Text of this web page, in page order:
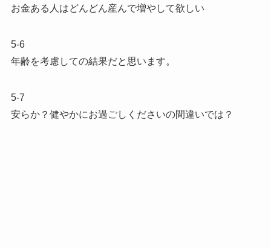
お金ある人はどんどん産んで増やして欲しい
5-6
年齢を考慮しての結果だと思います。
5-7
安らか？健やかにお過ごしくださいの間違いでは？